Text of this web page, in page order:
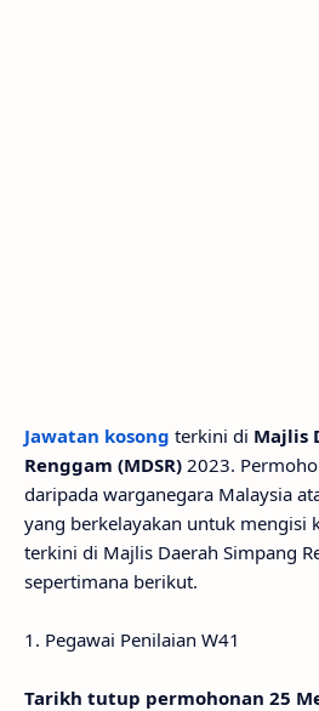
Jawatan kosong terkini di Majlis
Renggam (MDSR) 2023.
daripada warganegara Malaysia
yang berkelayakan untuk mengisi
terkini di Majlis Daerah Simpang
sepertimana berikut.
1. Pegawai Penilaian W41
Tarikh tutup permohonan 25